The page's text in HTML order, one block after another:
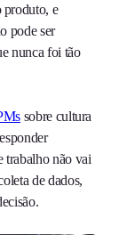
produto, e
pode ser
nunca foi tão
sobre cultura
trabalho não vai
de dados,